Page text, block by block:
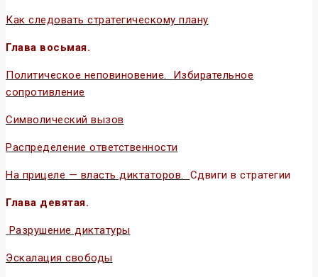
Как следовать стратегическому плану
Глава восьмая.
Политическое неповиновение. Избирательное
сопротивление
Символический вызов
Распределение ответственности
На прицеле — власть диктаторов. Сдвиги в стратегии
Глава девятая.
Разрушение диктатуры
Эскалация свободы